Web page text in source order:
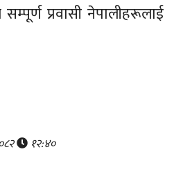
प्रवासी नेपालीहरूलाई
१२:४०